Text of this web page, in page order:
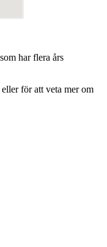
har flera års
för att veta mer om